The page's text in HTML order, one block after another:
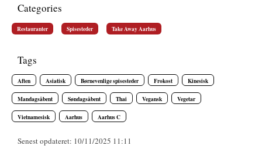
Categories
Restauranter Spisesteder Take Away Aarhus
Tags
Aften Asiatisk Børnevenlige spisesteder Frokost Kinesisk
Mandagsåbent Søndagsåbent Thai Vegansk Vegetar
Vietnamesisk Aarhus Aarhus C
Senest opdateret: 10/11/2025 11:11